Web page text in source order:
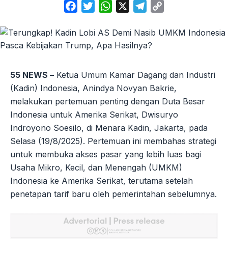
FacebookTwitterWhatsApp Telegram
55 NEWS – Ketua Umum Kamar Dagang dan Industri
(Kadin) Indonesia, Anindya Novyan Bakrie,
melakukan pertemuan penting dengan Duta Besar
Indonesia untuk Amerika Serikat, Dwisuryo
Indroyono Soesilo, di Menara Kadin, Jakarta, pada
Selasa (19/8/2025). Pertemuan ini membahas strategi
untuk membuka akses pasar yang lebih luas bagi
Usaha Mikro, Kecil, dan Menengah (UMKM)
Indonesia ke Amerika Serikat, terutama setelah
penetapan tarif baru oleh pemerintahan sebelumnya.